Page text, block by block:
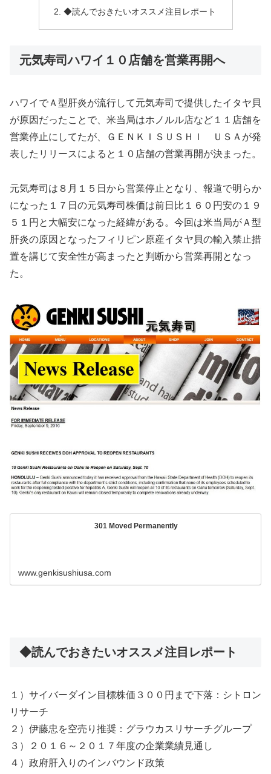
◆読んでおきたいオススメ注目レポート
元気寿司ハワイ１０店舗を営業再開へ
ハワイでＡ型肝炎が流行して元気寿司で提供したイタヤ貝
が原因だったことで、米当局はホノルル店など１１店舗を
営業停止にしてたが、ＧＥＮＫＩＳＵＳＨＩ ＵＳＡが発
表したリリースによると１０店舗の営業再開が決まった。
元気寿司は８月１５日から営業停止となり、報道で明らか
になった１７日の元気寿司株価は前日比１６０円安の１９
５１円と大幅安になった経緯がある。今回は米当局がＡ型
肝炎の原因となったフィリピン原産イタヤ貝の輸入禁止措
置を講じて安全性が高まったと判断から営業再開となっ
た。
301 Moved Permanently
www.genkisushiusa.com
◆読んでおきたいオススメ注目レポート
１）サイバーダイン目標株価３００円まで下落：シトロン
リサーチ
２）伊藤忠を空売り推奨：グラウカスリサーチグループ
３）２０１６～２０１７年度の企業業績見通し
４）政府肝入りのインバウンド政策